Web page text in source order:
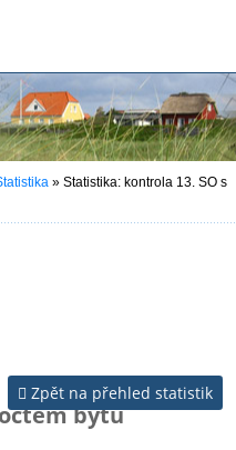
» Statistika: kontrola 13. SO s
bytů
Zpět na přehled statistik